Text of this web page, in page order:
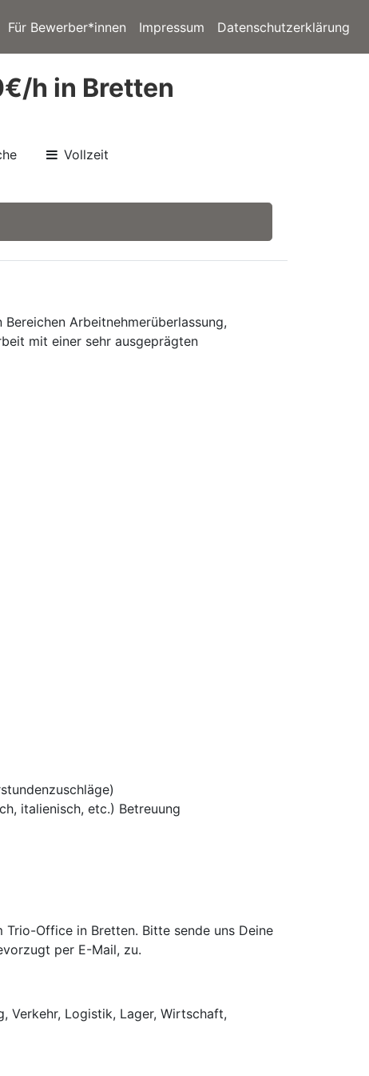
Für Bewerber*innen Impressum Datenschutzerklärung
h in Bretten
Vollzeit
Arbeitnehmerüberlassung,
mit einer sehr ausgeprägten
italienisch, etc.) Betreuung
Office in Bretten. Bitte sende uns Deine
per E-Mail, zu.
Verkehr, Logistik, Lager, Wirtschaft,